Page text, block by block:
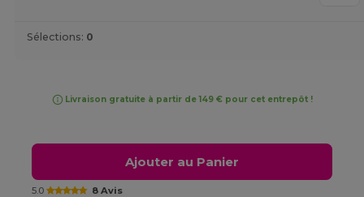
Sélections: 0
Livraison gratuite à partir de 149 € pour cet entrepôt !
Ajouter au Panier
5.0 8 Avis